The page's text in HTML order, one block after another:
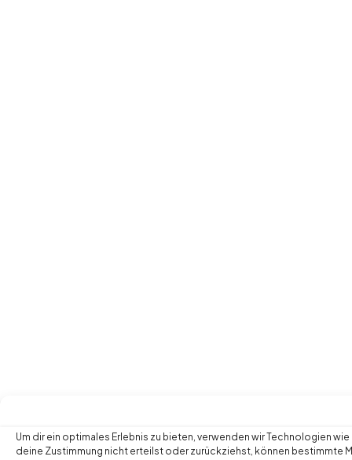
Um dir ein optimales Erlebnis zu bieten, verwenden wir Technologien
deine Zustimmung nicht erteilst oder zurückziehst, können bestimmte